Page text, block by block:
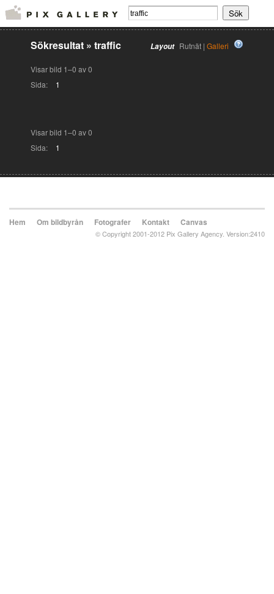
Layout Rutnät | Galleri
Sökresultat » traffic
Visar bild 1–0 av 0
Sida:
1
Visar bild 1–0 av 0
Sida:
1
Hem Om bildbyrån Fotografer Kontakt Canvas
© Copyright 2001-2012 Pix Gallery Agency. Version:2410